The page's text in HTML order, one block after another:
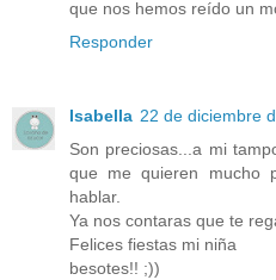
que nos hemos reído un
Responder
Isabella 22 de diciembre
Son preciosas...a mi
que me quieren mucho
hablar.
Ya nos contaras que te
Felices fiestas mi niña
besotes!! ;))